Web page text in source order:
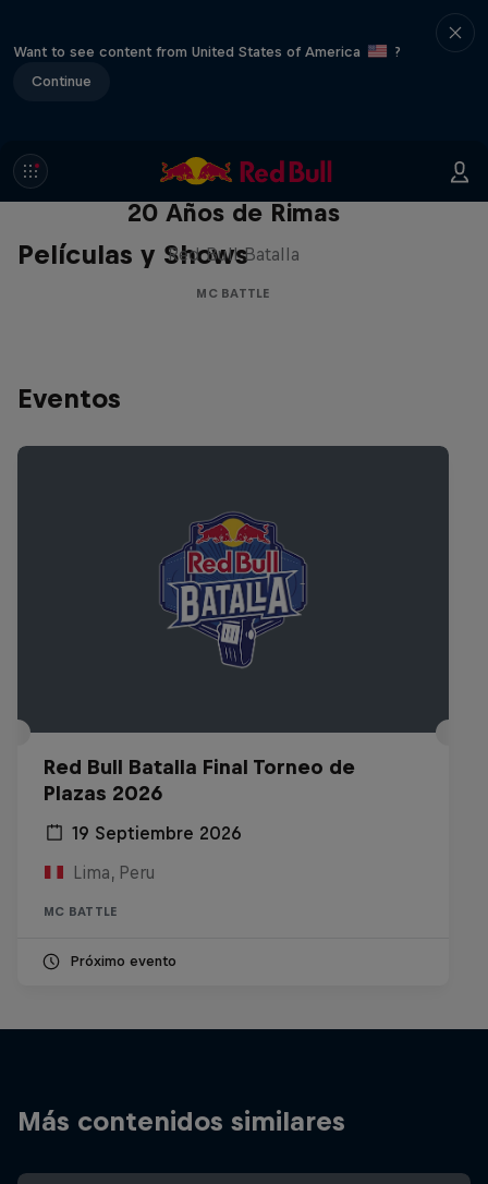
Want to see content from United States of America
?
Continue
Películas y Shows
Red Bull Batalla Nueva Historia:
20 Años de Rimas
Red Bull Batalla
MC BATTLE
Eventos
Red Bull Batalla Final Torneo de
Plazas 2026
19 Septiembre 2026
Lima, Peru
MC BATTLE
Próximo evento
Más contenidos similares